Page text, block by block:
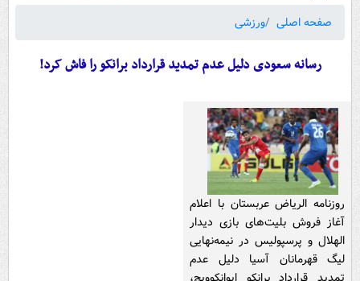
صفحه اصلی
ورزشی
رسانه سعودی دلیل عدم تمدید قرارداد برانکو را فاش کرد!
روزنامه الریاض عربستان با اعلام
آغاز فروش بلیت‌های بازی دیدار
الهلال و پرسپولیس در نیمه‌نهایی
لیگ قهرمانان آسیا دلیل عدم